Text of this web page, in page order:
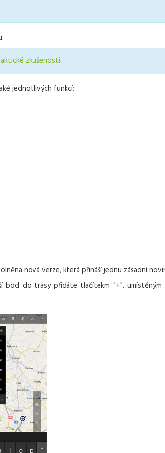
zkušenosti
jednotlivých funkcí:
nová verze, která přináší jednu zásadní
bod do trasy přidáte tlačítekm "+", umístěným